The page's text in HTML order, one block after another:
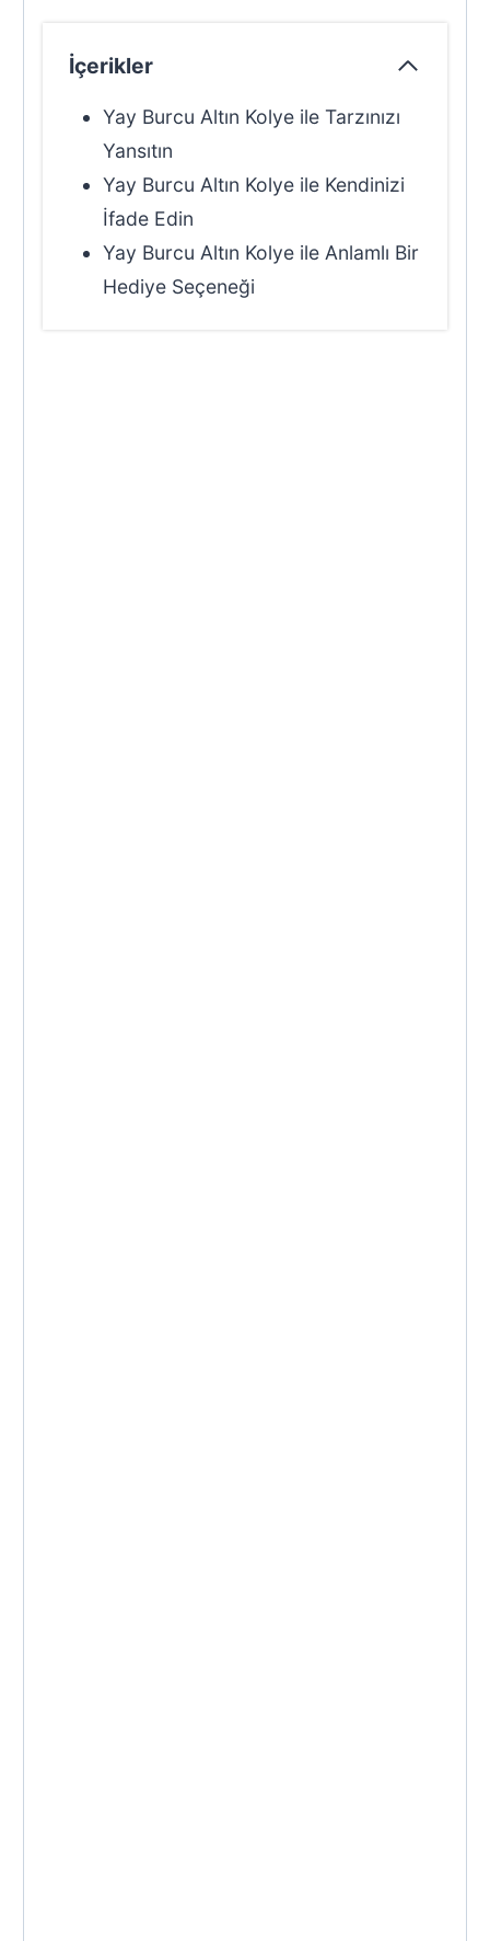
İçerikler
Yay Burcu Altın Kolye ile Tarzınızı
Yansıtın
Yay Burcu Altın Kolye ile Kendinizi
İfade Edin
Yay Burcu Altın Kolye ile Anlamlı Bir
Hediye Seçeneği